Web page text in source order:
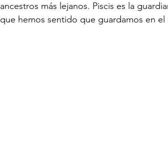
ancestros más lejanos. Piscis es la
que hemos sentido que guardamos en el